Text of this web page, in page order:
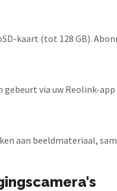
kaart (tot 128 GB).
via uw Reolink-
aan beeldmateriaal,